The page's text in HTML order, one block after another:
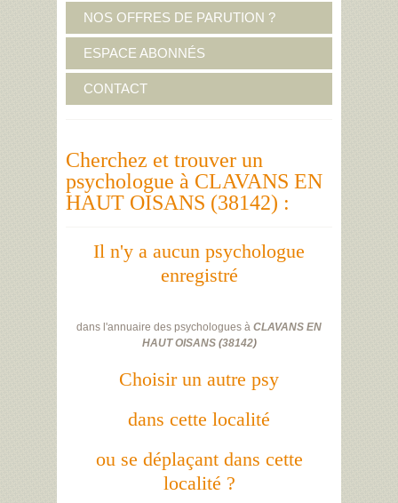
NOS OFFRES DE PARUTION ?
ESPACE ABONNÉS
CONTACT
Cherchez et trouver un
psychologue à CLAVANS EN
HAUT OISANS (38142) :
Il n'y a aucun psychologue
enregistré
dans l'annuaire des psychologues à CLAVANS EN
HAUT OISANS(38142)
Choisir un autre psy
dans cette localité
ou se déplaçant dans cette
localité ?